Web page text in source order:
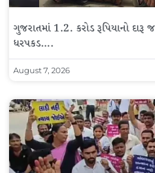
ગુજરાતમાં 1.2. કરોડ રૂપિયાનો દારૂ
ધરપકડ….
August 7, 2026